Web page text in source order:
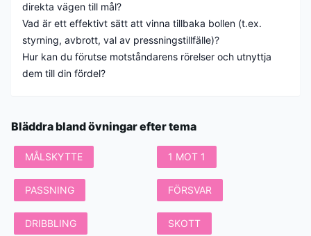
direkta vägen till mål?
Vad är ett effektivt sätt att vinna tillbaka bollen (t.ex.
styrning, avbrott, val av pressningstillfälle)?
Hur kan du förutse motståndarens rörelser och utnyttja
dem till din fördel?
Bläddra bland övningar efter tema
MÅLSKYTTE 1 MOT 1
PASSNING FÖRSVAR
DRIBBLING SKOTT